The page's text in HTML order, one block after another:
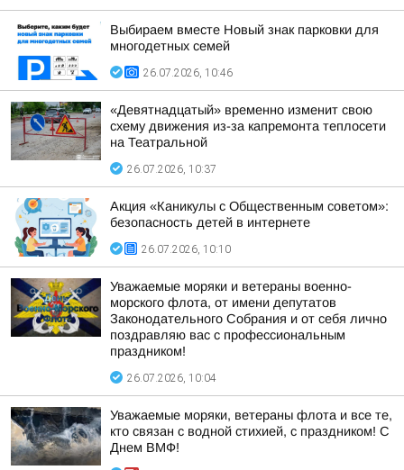
Выбираем вместе Новый знак парковки для
многодетных семей
26.07.2026, 10:46
«Девятнадцатый» временно изменит свою
схему движения из-за капремонта теплосети
на Театральной
26.07.2026, 10:37
Акция «Каникулы с Общественным советом»:
безопасность детей в интернете
26.07.2026, 10:10
Уважаемые моряки и ветераны военно-
морского флота, от имени депутатов
Законодательного Собрания и от себя лично
поздравляю вас с профессиональным
праздником!
26.07.2026, 10:04
Уважаемые моряки, ветераны флота и все те,
кто связан с водной стихией, с праздником! С
Днем ВМФ!